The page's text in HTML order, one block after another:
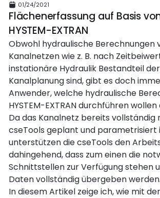
01/24/2021
Flächenerfassung auf Basis
HYSTEM-EXTRAN
Obwohl hydraulische Berechnungen
Kanalnetzen wie z. B. nach
instationäre Hydraulik Bestandteil
Kanalplanung sind, gibt es doch
Anwender, welche hydraulische
HYSTEM-EXTRAN durchführen
Da das Kanalnetz bereits vollständig
cseTools geplant und parametrisiert
unterstützen die cseTools den
dahingehend, dass zum einen die
Schnittstellen zur Verfügung stehen
Daten vollständig übergeben werden.
In diesem Artikel zeige ich, wie mit der